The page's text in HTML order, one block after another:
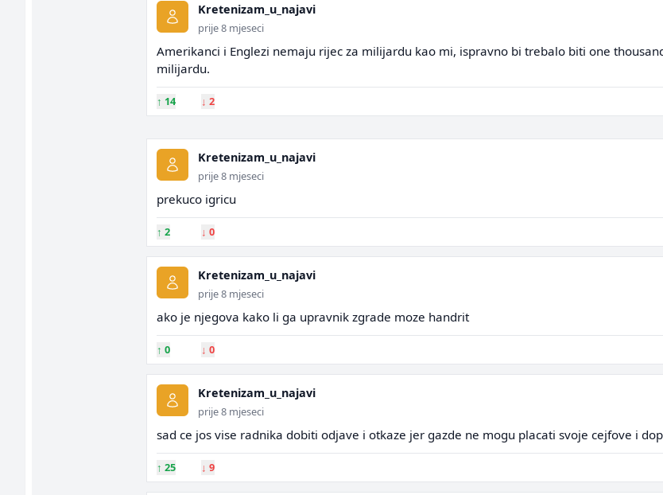
Kretenizam_u_najavi
prije 8 mjeseci
Amerikanci i Englezi nemaju rijec za milijardu kao mi, ispravno bi trebalo biti one
milijardu.
↑ 14 ↓ 2
Kretenizam_u_najavi
prije 8 mjeseci
prekuco igricu
↑ 2 ↓ 0
Kretenizam_u_najavi
prije 8 mjeseci
ako je njegova kako li ga upravnik zgrade moze handrit
↑ 0 ↓ 0
Kretenizam_u_najavi
prije 8 mjeseci
sad ce jos vise radnika dobiti odjave i otkaze jer gazde ne mogu placati svoje cejfove i
↑ 25 ↓ 9